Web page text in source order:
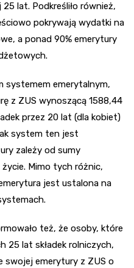
25 lat. Podkreśliło również,
pokrywają wydatki na
a ponad 90% emerytury
systemem emerytalnym,
z ZUS wynoszącą 1588,44
przez 20 lat (dla kobiet)
system ten jest
zależy od sumy
życie. Mimo tych różnic,
jest ustalona na
też, że osoby, które
25 lat składek rolniczych,
swojej emerytury z ZUS o